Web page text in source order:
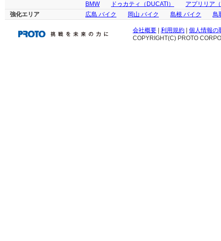
BMW
ドゥカティ（DUCATI）
アプリリア
強化エリア
広島 バイク 岡山 バイク 島根 バイク 鳥
会社概要 利用規約
個人情報の
COPYRIGHT(C) PROTO